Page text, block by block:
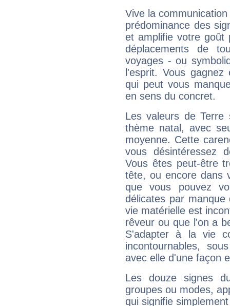
Vive la
prédominance des
et amplifie votre goût
déplacements de
voyages - ou
l'esprit. Vous
qui peut vous
en sens du concret.
Les valeurs de Terre
thème natal, avec
moyenne. Cette
vous désintéressez
Vous êtes peut-être
tête, ou encore dans
que vous pouvez
délicates par
vie matérielle est
rêveur ou que l'on a
S'adapter à la vie
incontournables,
avec elle d'une façon
Les douze signes
groupes ou modes,
qui signifie